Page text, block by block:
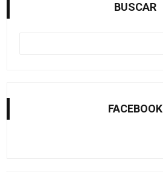
BUSCAR
FACEBOOK